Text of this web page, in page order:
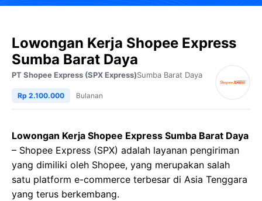
Lowongan Kerja Shopee Express
Sumba Barat Daya
PT Shopee Express (SPX Express)Sumba Barat Daya
Rp 2.100.000 Bulanan
Lowongan Kerja Shopee Express Sumba Barat Daya
– Shopee Express (SPX) adalah layanan pengiriman
yang dimiliki oleh Shopee, yang merupakan salah
satu platform e-commerce terbesar di Asia Tenggara
yang terus berkembang.